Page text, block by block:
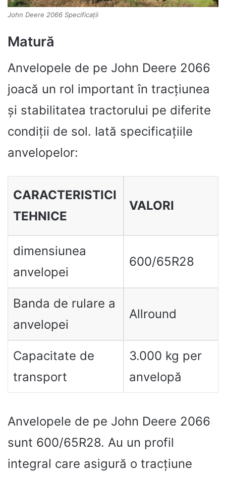
John Deere 2066 Specificații
Matură
Anvelopele de pe John Deere 2066
joacă un rol important în tracțiunea
și stabilitatea tractorului pe diferite
condiții de sol. Iată specificațiile
anvelopelor:
CARACTERISTICI
TEHNICE
VALORI
dimensiunea
anvelopei
600/65R28
Banda de rulare a
anvelopei
Allround
Capacitate de
transport
3.000 kg per
anvelopă
Anvelopele de pe John Deere 2066
sunt 600/65R28. Au un profil
integral care asigură o tracțiune